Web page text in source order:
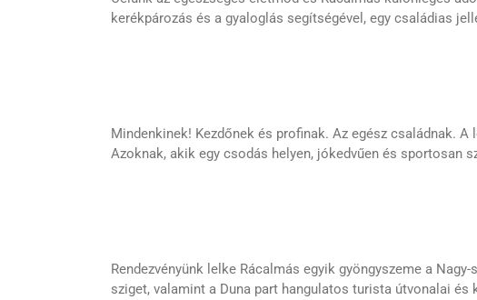
kerékpározás és a gyaloglás segítségével, egy családias
Mindenkinek! Kezdőnek és profinak. Az egész családnak.
Azoknak, akik egy csodás helyen, jókedvűen és sportosan
Rendezvényünk lelke Rácalmás egyik gyöngyszeme a
sziget, valamint a Duna part hangulatos turista útvonalai